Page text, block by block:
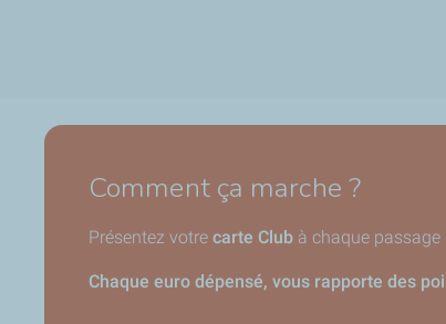
Comment ça marche ?
Présentez votre carte Club à chaque
Chaque euro dépensé, vous rapporte des